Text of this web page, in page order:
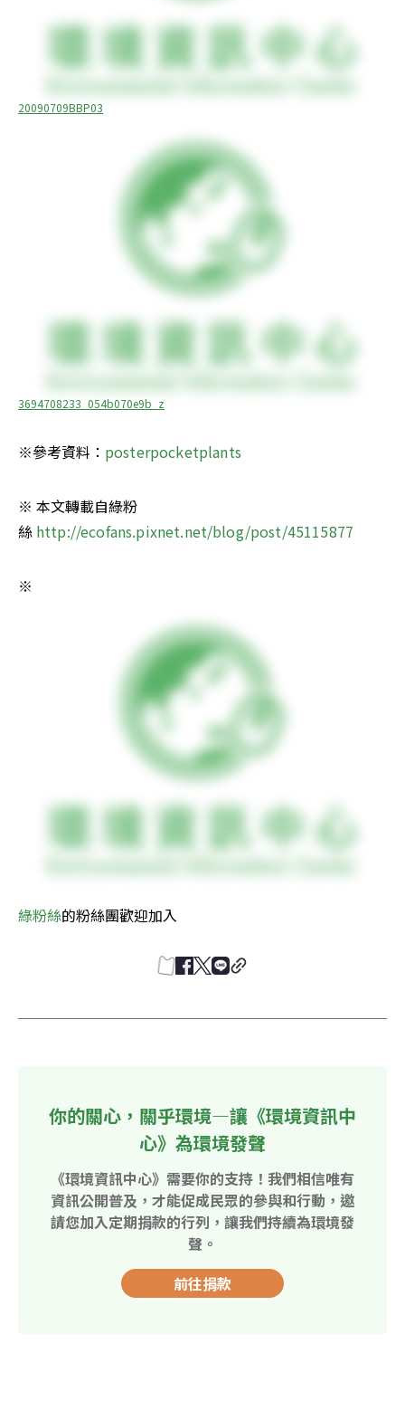
20090709BBP03
3694708233_054b070e9b_z
※參考資料： posterpocketplants
※ 本文轉載自綠粉
絲 http://ecofans.pixnet.net/blog/post/45115877
※
綠粉絲的粉絲團歡迎加入
你的關心，關乎環境—讓《環境資訊中
心》為環境發聲
《環境資訊中心》需要你的支持！我們相信唯有
資訊公開普及，才能促成民眾的參與和行動，邀
請您加入定期捐款的行列，讓我們持續為環境發
聲。
前往捐款